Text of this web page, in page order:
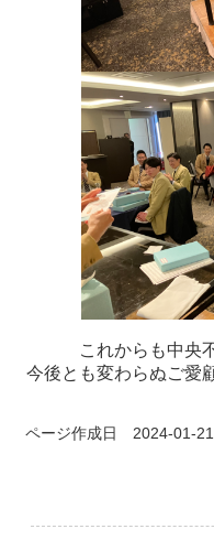
これからも中央
今後とも変わらぬご愛
ページ作成日 2024-01-21